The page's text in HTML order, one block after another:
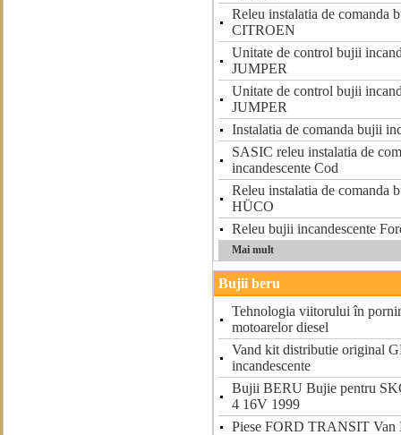
Releu instalatia de comanda
CITROEN
Unitate de control bujii
JUMPER
Unitate de control bujii
JUMPER
Instalatia de comanda bujii
SASIC releu instalatia de
incandescente Cod
Releu instalatia de comanda
HÜCO
Releu bujii incandescente
Mai mult
Bujii beru
Tehnologia viitorului în
motoarelor diesel
Vand kit distributie original
incandescente
Bujii BERU Bujie pentru
4 16V 1999
Piese FORD TRANSIT